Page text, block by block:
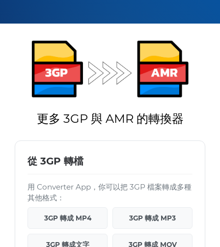
更多 3GP 與 AMR 的轉換器
從 3GP 轉檔
用 Converter App，你可以把 3GP 檔案轉成多種
其他格式：
3GP 轉成 MP4 3GP 轉成 MP3
3GP 轉成文字 3GP 轉成 MOV